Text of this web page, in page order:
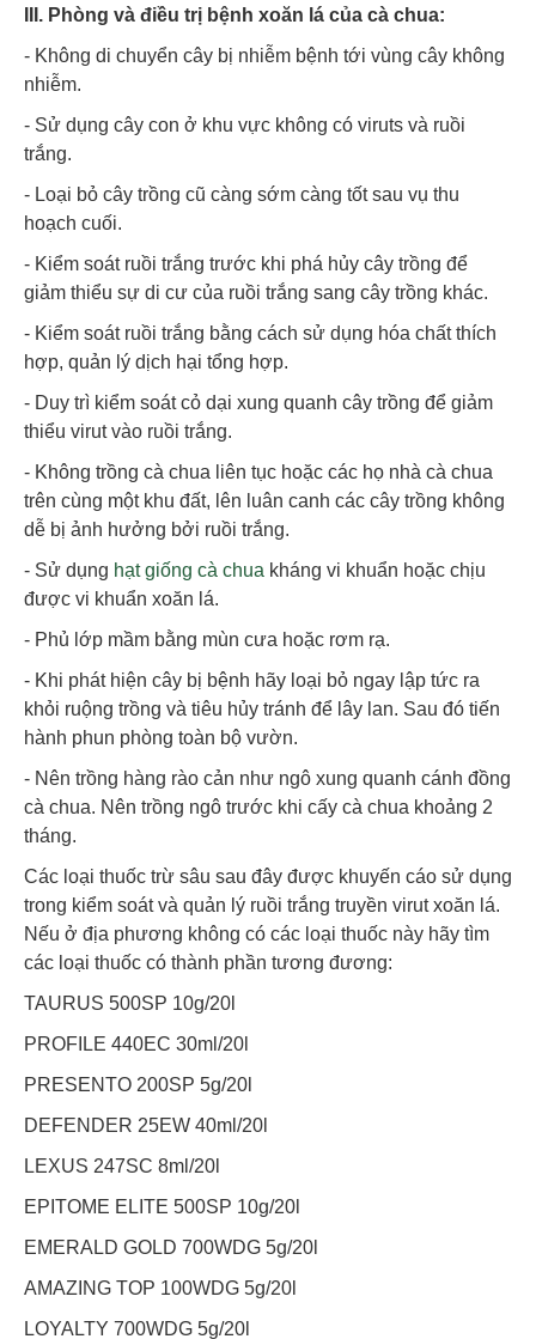
III. Phòng và điều trị bệnh xoăn lá của cà chua:
- Không di chuyển cây bị nhiễm bệnh tới vùng cây không
nhiễm.
- Sử dụng cây con ở khu vực không có viruts và ruồi
trắng.
- Loại bỏ cây trồng cũ càng sớm càng tốt sau vụ thu
hoạch cuối.
- Kiểm soát ruồi trắng trước khi phá hủy cây trồng để
giảm thiểu sự di cư của ruồi trắng sang cây trồng khác.
- Kiểm soát ruồi trắng bằng cách sử dụng hóa chất thích
hợp, quản lý dịch hại tổng hợp.
- Duy trì kiểm soát cỏ dại xung quanh cây trồng để giảm
thiểu virut vào ruồi trắng.
- Không trồng cà chua liên tục hoặc các họ nhà cà chua
trên cùng một khu đất, lên luân canh các cây trồng không
dễ bị ảnh hưởng bởi ruồi trắng.
- Sử dụng hạt giống cà chua kháng vi khuẩn hoặc chịu
được vi khuẩn xoăn lá.
- Phủ lớp mầm bằng mùn cưa hoặc rơm rạ.
- Khi phát hiện cây bị bệnh hãy loại bỏ ngay lập tức ra
khỏi ruộng trồng và tiêu hủy tránh để lây lan. Sau đó tiến
hành phun phòng toàn bộ vườn.
- Nên trồng hàng rào cản như ngô xung quanh cánh đồng
cà chua. Nên trồng ngô trước khi cấy cà chua khoảng 2
tháng.
Các loại thuốc trừ sâu sau đây được khuyến cáo sử dụng
trong kiểm soát và quản lý ruồi trắng truyền virut xoăn lá.
Nếu ở địa phương không có các loại thuốc này hãy tìm
các loại thuốc có thành phần tương đương:
TAURUS 500SP 10g/20l
PROFILE 440EC 30ml/20l
PRESENTO 200SP 5g/20l
DEFENDER 25EW 40ml/20l
LEXUS 247SC 8ml/20l
EPITOME ELITE 500SP 10g/20l
EMERALD GOLD 700WDG 5g/20l
AMAZING TOP 100WDG 5g/20l
LOYALTY 700WDG 5g/20l